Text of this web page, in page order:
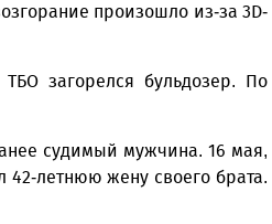
произошло из-за 3D-
загорелся бульдозер. По
судимый мужчина. 16 мая,
42-летнюю жену своего брата.